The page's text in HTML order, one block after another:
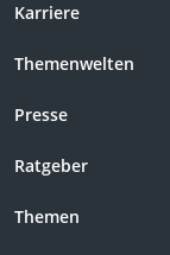
Karriere
Themenwelten
Presse
Ratgeber
Themen